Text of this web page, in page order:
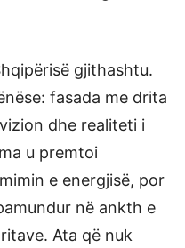
gjithashtu.
fasada me drita
dhe realiteti i
u premtoi
e energjisë, por
në ankth e
Ata që nuk